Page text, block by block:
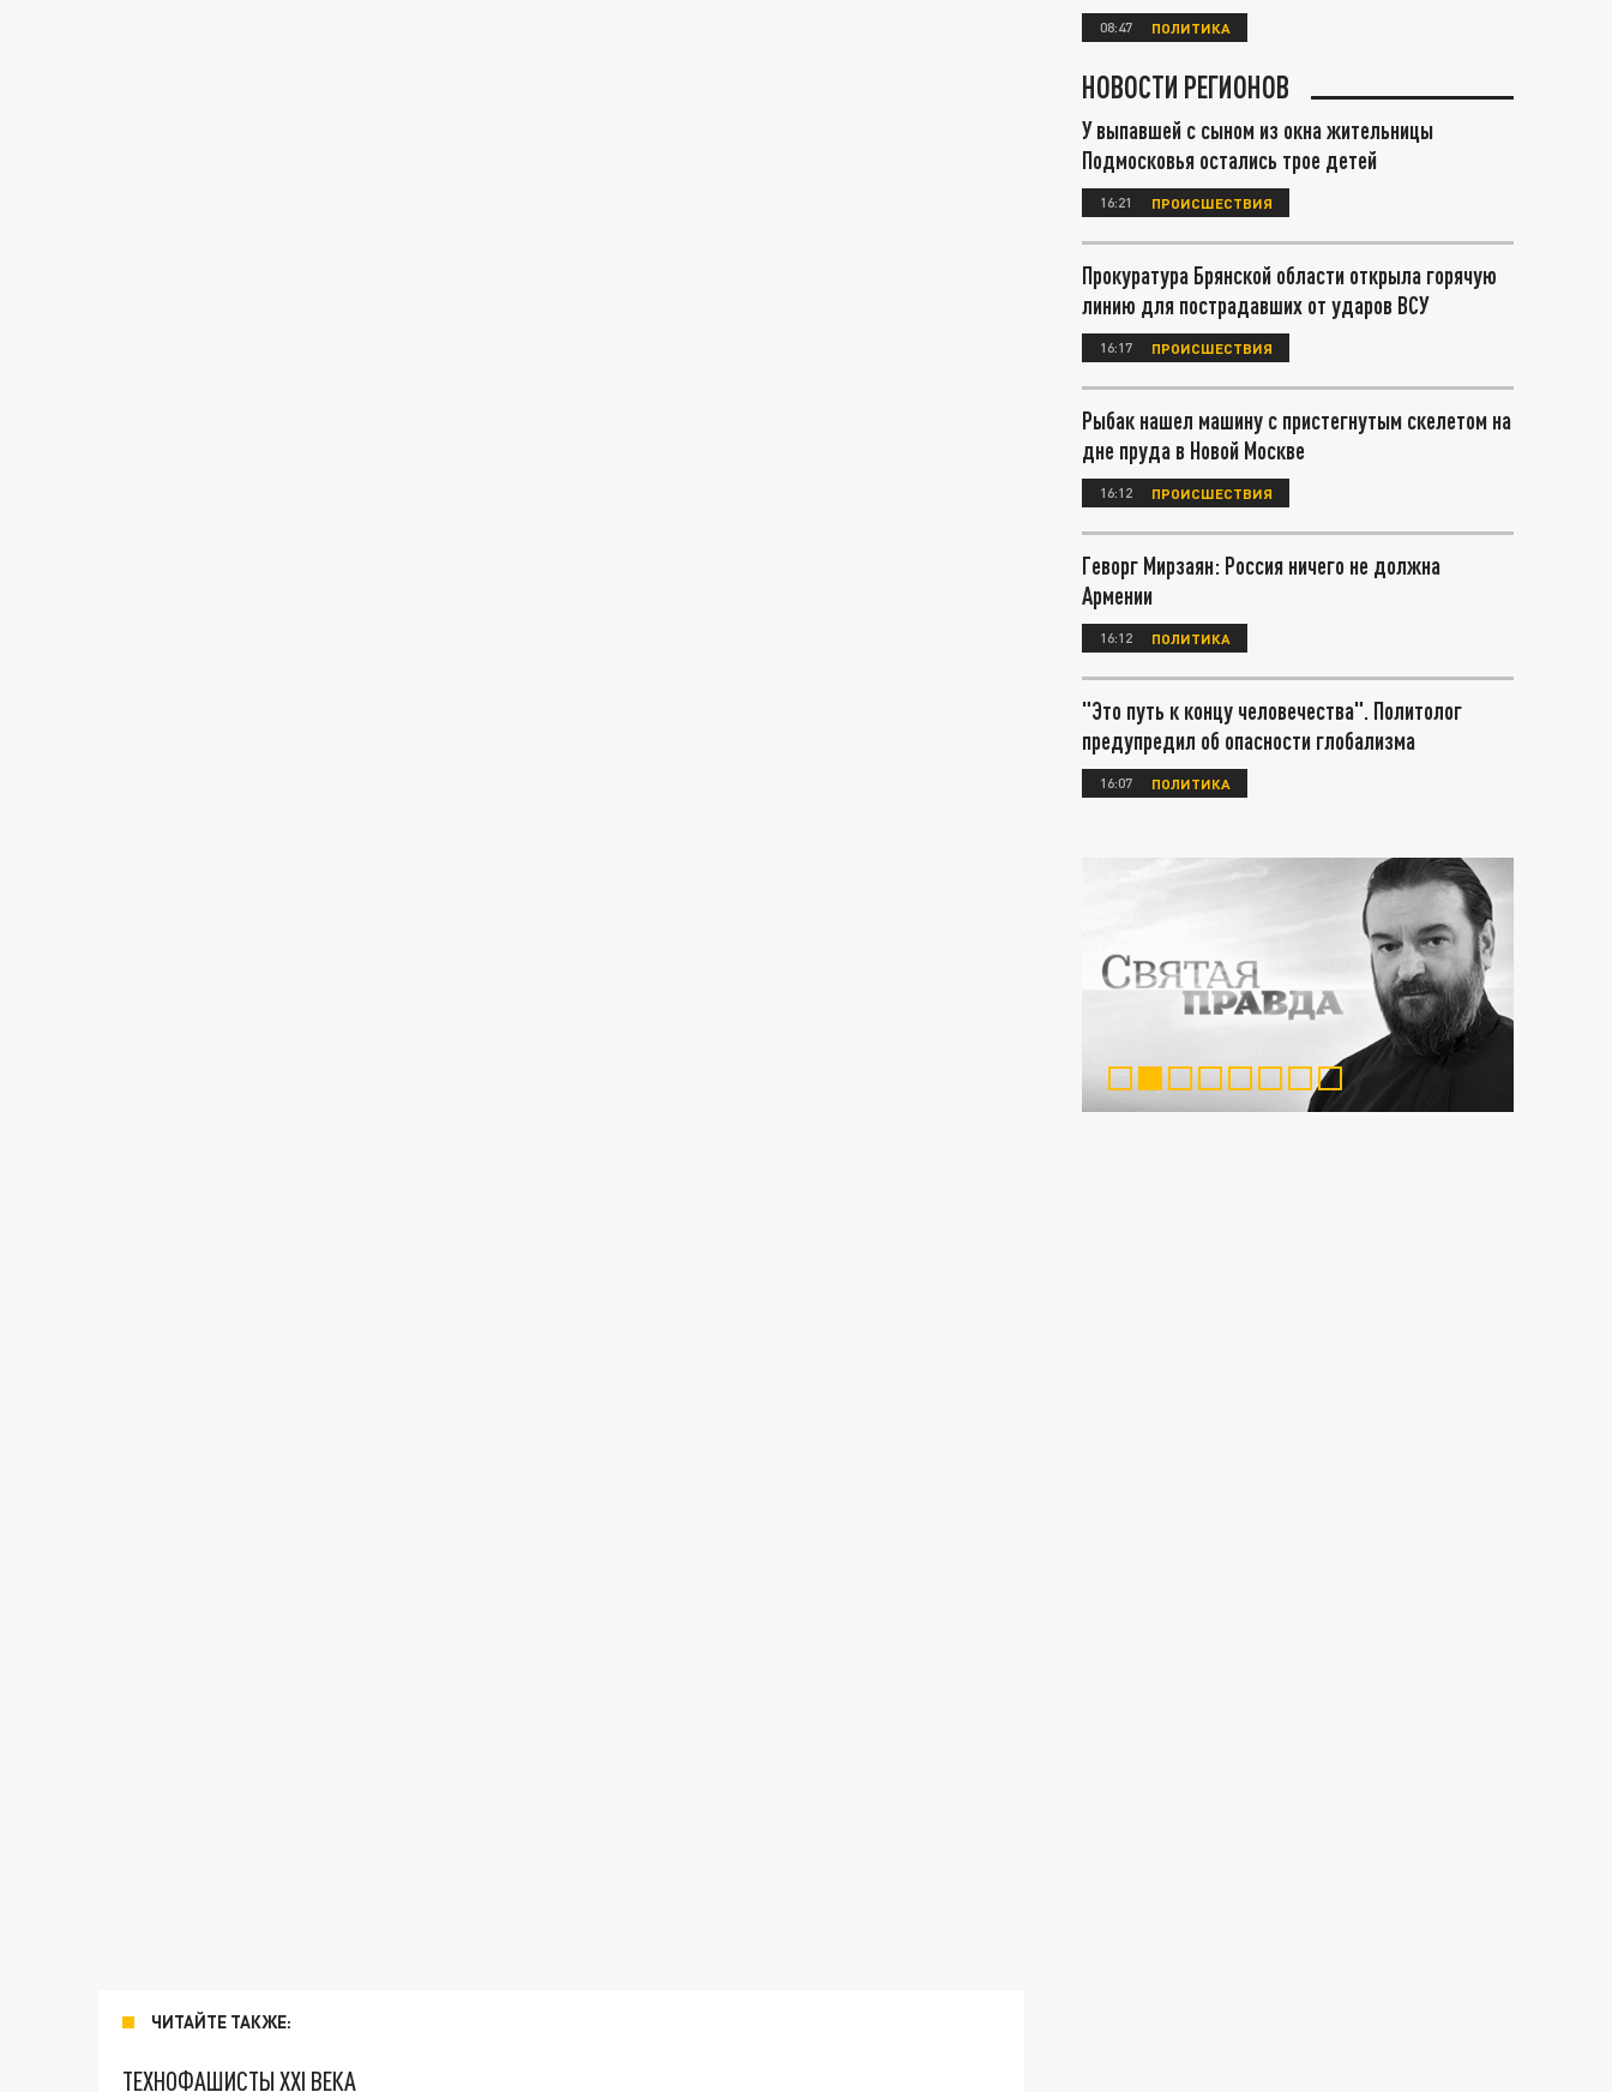
ЧИТАЙТЕ ТАКЖЕ:
ТЕХНОФАШИСТЫ XXI ВЕКА
08:47 ПОЛИТИКА
НОВОСТИ РЕГИОНОВ
У выпавшей с сыном из окна жительницы
Подмосковья остались трое детей
16:21 ПРОИСШЕСТВИЯ
Прокуратура Брянской области открыла горячую
линию для пострадавших от ударов ВСУ
16:17 ПРОИСШЕСТВИЯ
Рыбак нашел машину с пристегнутым скелетом на
дне пруда в Новой Москве
16:12 ПРОИСШЕСТВИЯ
Геворг Мирзаян: Россия ничего не должна
Армении
16:12 ПОЛИТИКА
"Это путь к концу человечества". Политолог
предупредил об опасности глобализма
16:07 ПОЛИТИКА